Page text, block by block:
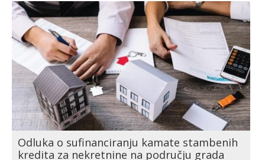
Odluka o sufinanciranju kamate stambenih
kredita za nekretnine na području grada